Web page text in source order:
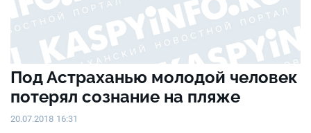
Под Астраханью молодой человек
потерял сознание на пляже
20.07.2018 16:31